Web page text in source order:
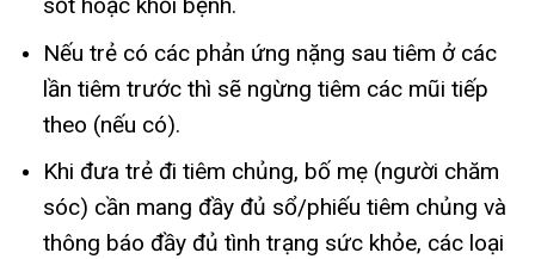
sốt hoặc khỏi bệnh.
Nếu trẻ có các phản ứng nặng sau tiêm ở các
lần tiêm trước thì sẽ ngừng tiêm các mũi tiếp
theo (nếu có).
Khi đưa trẻ đi tiêm chủng, bố mẹ (người chăm
sóc) cần mang đầy đủ sổ/phiếu tiêm chủng và
thông báo đầy đủ tình trạng sức khỏe, các loại